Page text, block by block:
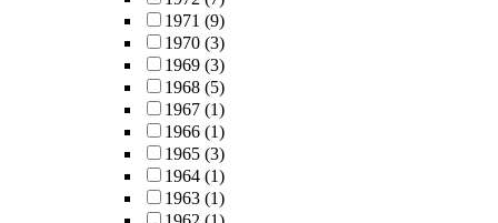
1971 (9)
1970 (3)
1969 (3)
1968 (5)
1967 (1)
1966 (1)
1965 (3)
1964 (1)
1963 (1)